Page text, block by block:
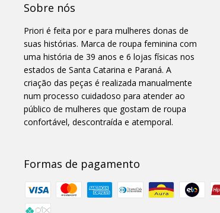
Sobre nós
Priori é feita por e para mulheres donas de
suas histórias. Marca de roupa feminina com
uma história de 39 anos e 6 lojas físicas nos
estados de Santa Catarina e Paraná. A
criação das peças é realizada manualmente
num processo cuidadoso para atender ao
público de mulheres que gostam de roupa
confortável, descontraída e atemporal.
Formas de pagamento